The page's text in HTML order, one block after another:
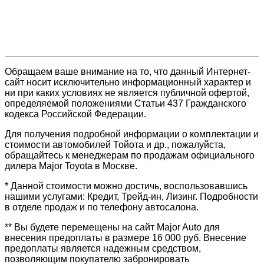
Обращаем ваше внимание на то, что данный Интернет-
сайт носит исключительно информационный характер и
ни при каких условиях не является публичной офертой,
определяемой положениями Статьи 437 Гражданского
кодекса Российской Федерации.
Для получения подробной информации о комплектации и
стоимости автомобилей Тойота и др., пожалуйста,
обращайтесь к менеджерам по продажам официального
дилера Major Toyota в Москве.
* Данной стоимости можно достичь, воспользовавшись
нашими услугами: Кредит, Трейд-ин, Лизинг. Подробности
в отделе продаж и по телефону автосалона.
** Вы будете перемещены на сайт Major Auto для
внесения предоплаты в размере 16 000 руб. Внесение
предоплаты является надежным средством,
позволяющим покупателю забронировать